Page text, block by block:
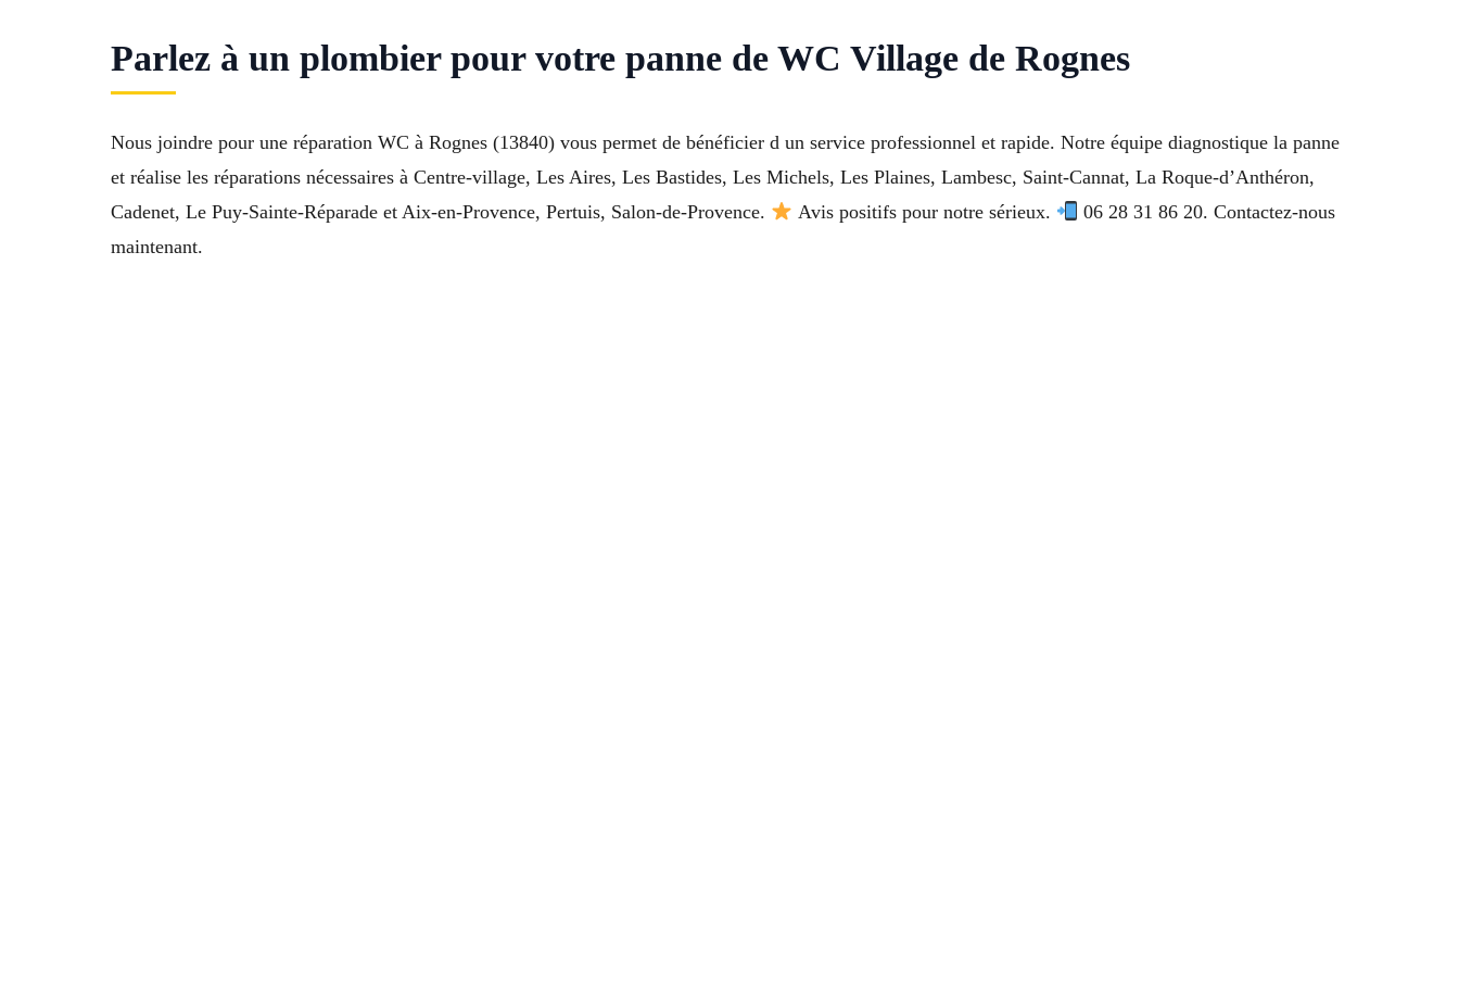
Parlez à un plombier pour votre panne de WC Village de Rognes
Nous joindre pour une réparation WC à Rognes (13840) vous permet de bénéficier d un service professionnel et rapide. Notre équipe diagnostique la panne
et réalise les réparations nécessaires à Centre-village, Les Aires, Les Bastides, Les Michels, Les Plaines, Lambesc, Saint-Cannat, La Roque-d’Anthéron,
Cadenet, Le Puy-Sainte-Réparade et Aix-en-Provence, Pertuis, Salon-de-Provence.
Avis positifs pour notre sérieux.
06 28 31 86 20. Contactez-nous
maintenant.